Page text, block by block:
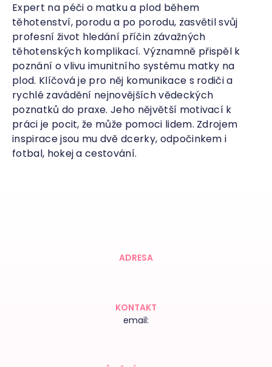
Expert na péči o matku a plod během
těhotenství, porodu a po porodu, zasvětil svůj
profesní život hledání příčin závažných
těhotenských komplikací. Významně přispěl k
poznání o vlivu imunitního systému matky na
plod. Klíčová je pro něj komunikace s rodiči a
rychlé zavádění nejnovějších vědeckých
poznatků do praxe. Jeho nějvětší motivací k
práci je pocit, že může pomoci lidem. Zdrojem
inspirace jsou mu dvě dcerky, odpočinkem i
fotbal, hokej a cestování.
ADRESA
KONTAKT
email: